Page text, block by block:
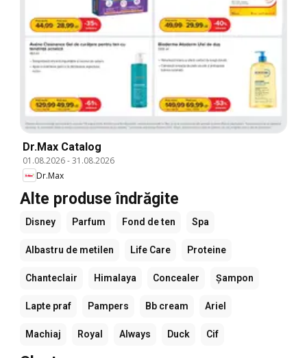
Dr.Max Catalog
01.08.2026-31.08.2026
Dr.Max
Alte produse îndrăgite
Disney Parfum Fond de ten Spa
Albastru de metilen Life Care Proteine
Chanteclair Himalaya Concealer Șampon
Lapte praf Pampers Bb cream Ariel
Machiaj Royal Always Duck Cif